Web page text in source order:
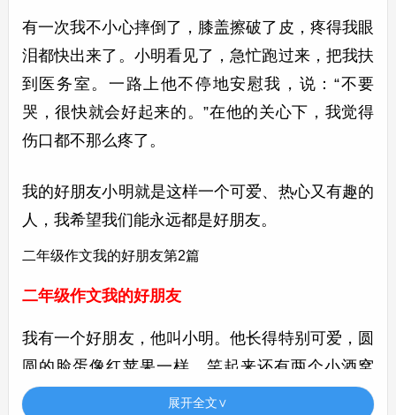
有一次我不小心摔倒了，膝盖擦破了皮，疼得我眼
泪都快出来了。小明看见了，急忙跑过来，把我扶
到医务室。一路上他不停地安慰我，说：“不要
哭，很快就会好起来的。”在他的关心下，我觉得
伤口都不那么疼了。
我的好朋友小明就是这样一个可爱、热心又有趣的
人，我希望我们能永远都是好朋友。
二年级作文我的好朋友第2篇
二年级作文我的好朋友
我有一个好朋友，他叫小明。他长得特别可爱，圆
圆的脸蛋像红苹果一样，笑起来还有两个小酒窝
呢。
展开全文∨